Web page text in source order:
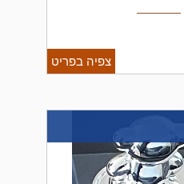
צפיה בפריט